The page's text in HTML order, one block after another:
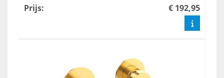
Prijs: € 192,95